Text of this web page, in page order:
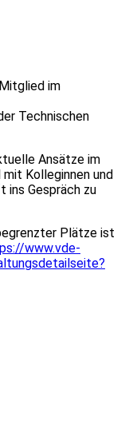
im
Technischen
Ansätze im
Kolleginnen und
ins Gespräch zu
Plätze ist
www.vde-